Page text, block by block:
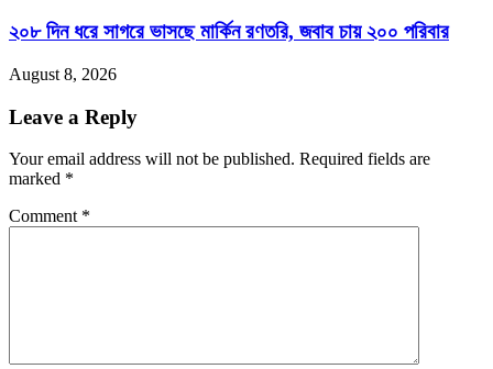
২০৮ দিন ধরে সাগরে ভাসছে মার্কিন রণতরি, জবাব চায় ২০০ পরিবার
August 8, 2026
Leave a Reply
Your email address will not be published. Required fields are
marked *
Comment *